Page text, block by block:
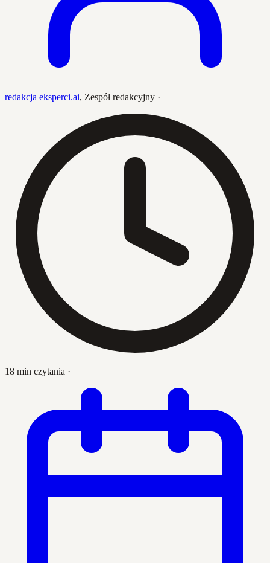
redakcja eksperci.ai, Zespół redakcyjny ·
18 min czytania ·